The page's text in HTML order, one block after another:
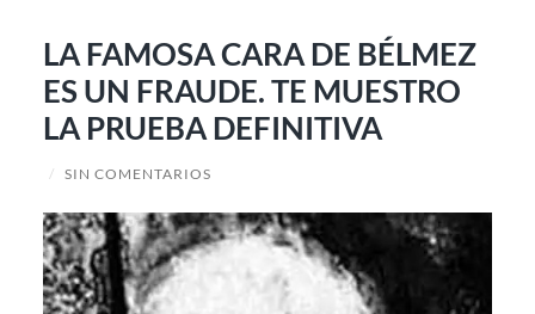
LA FAMOSA CARA DE BÉLMEZ
ES UN FRAUDE. TE MUESTRO
LA PRUEBA DEFINITIVA
/ SIN COMENTARIOS